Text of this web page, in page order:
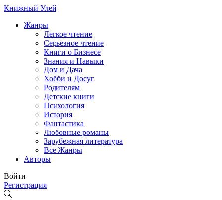
Книжный Улей
Жанры
Легкое чтение
Серьезное чтение
Книги о Бизнесе
Знания и Навыки
Дом и Дача
Хобби и Досуг
Родителям
Детские книги
Психология
История
Фантастика
Любовные романы
Зарубежная литература
Все Жанры
Авторы
Войти
Регистрация